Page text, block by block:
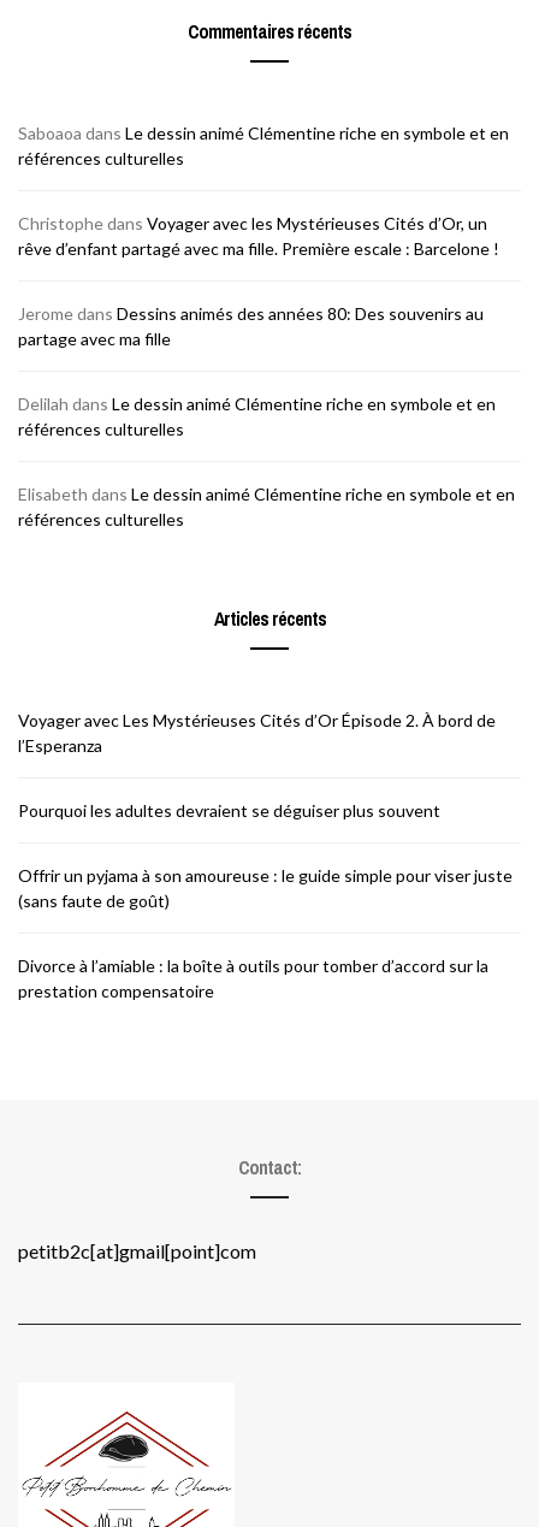
Commentaires récents
Saboaoa dans Le dessin animé Clémentine riche en symbole et en
références culturelles
Christophedans Voyager avec les Mystérieuses Cités d’Or, un
rêve d’enfant partagé avec ma fille. Première escale : Barcelone !
Jeromedans Dessins animés des années 80: Des souvenirs au
partage avec ma fille
Delilah dans Le dessin animé Clémentine riche en symbole et en
références culturelles
Elisabeth dans Le dessin animé Clémentine riche en symbole et en
références culturelles
Articles récents
Voyager avec Les Mystérieuses Cités d’Or Épisode 2. À bord de
l’Esperanza
Pourquoi les adultes devraient se déguiser plus souvent
Offrir un pyjama à son amoureuse : le guide simple pour viser juste
(sans faute de goût)
Divorce à l’amiable : la boîte à outils pour tomber d’accord sur la
prestation compensatoire
Contact:
petitb2c[at]gmail[point]com